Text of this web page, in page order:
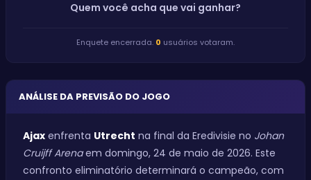
Quem você acha que vai ganhar?
Enquete encerrada. 0 usuários votaram.
ANÁLISE DA PREVISÃO DO JOGO
Ajax enfrenta Utrecht na final da Eredivisie no Johan
Cruijff Arenaem domingo, 24 de maio de 2026. Este
confronto eliminatório determinará o campeão, com